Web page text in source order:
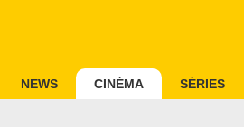
NEWS CINÉMA SÉRIES